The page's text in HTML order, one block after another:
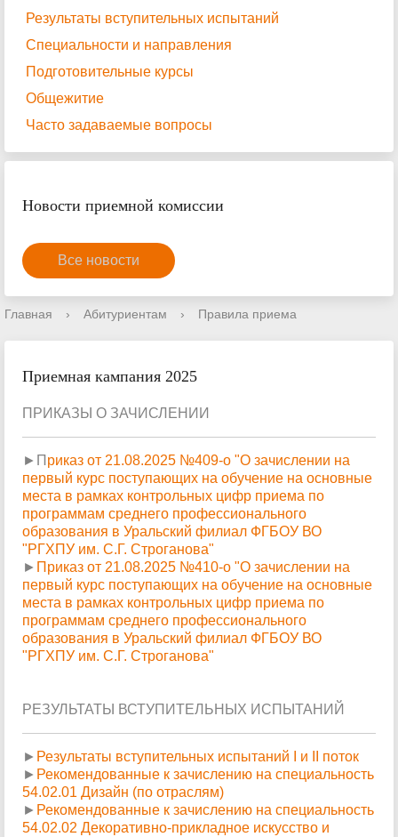
Результаты вступительных испытаний
Специальности и направления
Подготовительные курсы
Общежитие
Часто задаваемые вопросы
Новости приемной комиссии
Все новости
Главная › Абитуриентам › Правила приема
Приемная кампания 2025
ПРИКАЗЫ О ЗАЧИСЛЕНИИ
►П риказ от 21.08.2025 №409-о "О зачислении на
первый курс поступающих на обучение на основные
места в рамках контрольных цифр приема по
программам среднего профессионального
образования в Уральский филиал ФГБОУ ВО
"РГХПУ им. С.Г. Строганова"
► Приказ от 21.08.2025 №410-о "О зачислении на
первый курс поступающих на обучение на основные
места в рамках контрольных цифр приема по
программам среднего профессионального
образования в Уральский филиал ФГБОУ ВО
"РГХПУ им. С.Г. Строганова"
РЕЗУЛЬТАТЫ ВСТУПИТЕЛЬНЫХ ИСПЫТАНИЙ
► Результаты вступительных испытаний I и II поток
► Рекомендованные к зачислению на специальность
54.02.01 Дизайн (по отраслям)
► Рекомендованные к зачислению на специальность
54.02.02 Декоративно-прикладное искусство и